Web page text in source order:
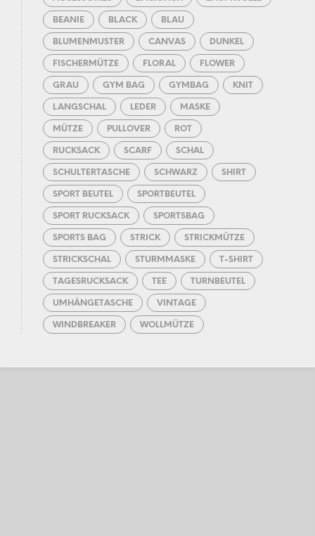
BEANIE BLACK BLAU
BLUMENMUSTER CANVAS DUNKEL
FISCHERMÜTZE FLORAL FLOWER
GRAU GYM BAG GYMBAG KNIT
LANGSCHAL LEDER MASKE
MÜTZE PULLOVER ROT
RUCKSACK SCARF SCHAL
SCHULTERTASCHE SCHWARZ SHIRT
SPORT BEUTEL SPORTBEUTEL
SPORT RUCKSACK SPORTSBAG
SPORTS BAG STRICK STRICKMÜTZE
STRICKSCHAL STURMMASKE T-SHIRT
TAGESRUCKSACK TEE TURNBEUTEL
UMHÄNGETASCHE VINTAGE
WINDBREAKER WOLLMÜTZE